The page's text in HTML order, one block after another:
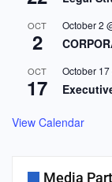
OCT
2
October 2
OCT
17
October
View Calendar
Media